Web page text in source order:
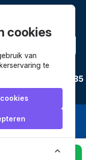
winkelmandje leggen
bijWebwinkel
3635
van
cookies
van
te